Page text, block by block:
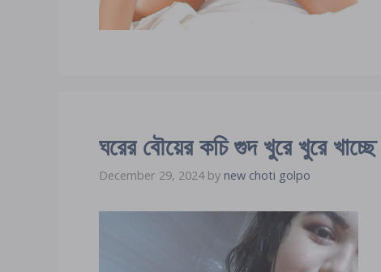
ঘরের বৌয়ের কচি গুদ খুরে খুরে খাচ্ছে
December 29, 2024 by new choti golpo